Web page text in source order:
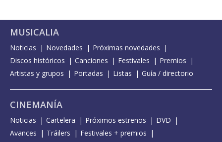
MUSICALIA
Noticias Novedades
Próximas novedades
Discos históricos
Canciones Festivales
Premios
Artistas y grupos
Portadas Listas Guía / directorio
CINEMANÍA
Noticias Cartelera Próximos estrenos
DVD
Avances
Tráilers
Festivales + premios